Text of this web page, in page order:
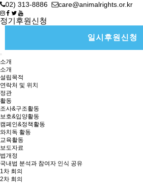
02) 313-8886 care@animalrights.or.kr
정기후원신청
일시후원신청
소개
소개
설립목적
연락처 및 위치
정관
활동
조사&구조활동
보호&입양활동
캠페인&정책활동
와치독 활동
교육활동
보도자료
법개정
국내법 분석과 참여자 인식 공유
1차 회의
2차 회의